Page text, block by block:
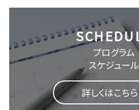
プログラム
スケジュール
詳しくはこちら